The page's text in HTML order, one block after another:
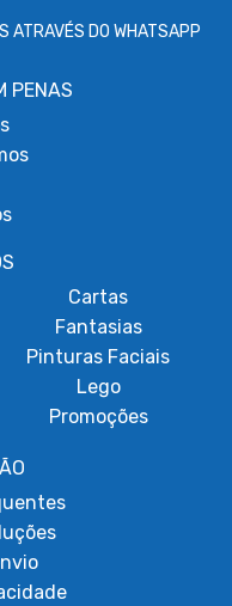
ATRAVÉS DO WHATSAPP
PENAS
Cartas
Fantasias
Pinturas Faciais
Lego
Promoções